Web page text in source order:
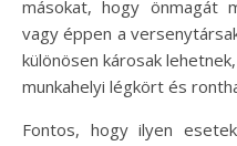
másokat, hogy önmagát
vagy éppen a
különösen károsak
munkahelyi légkört és
Fontos, hogy ilyen